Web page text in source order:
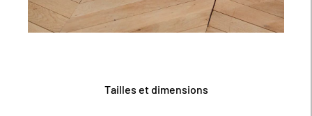
Tailles et dimensions